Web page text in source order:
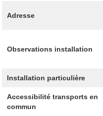
Adresse
Observations installation
Installation particulière
Accessibilité transports en
commun